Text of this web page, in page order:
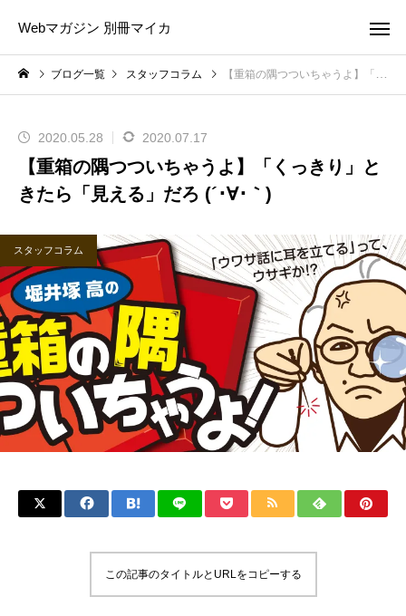
Webマガジン 別冊マイカ
ブログ一覧 スタッフコラム 【重箱の隅つついちゃうよ】「くっきり」ときたら「見える」だろ (´･∀･｀)
2020.05.28 2020.07.17
【重箱の隅つついちゃうよ】「くっきり」と
きたら「見える」だろ (´･∀･｀)
スタッフコラム
この記事のタイトルとURLをコピーする